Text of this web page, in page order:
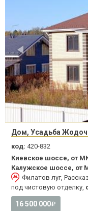
Дом, Усадьба
код: 420-832
Киевское шоссе, от
Калужское шоссе, от
Филатов луг,
под чистовую отделку,
16 500 000